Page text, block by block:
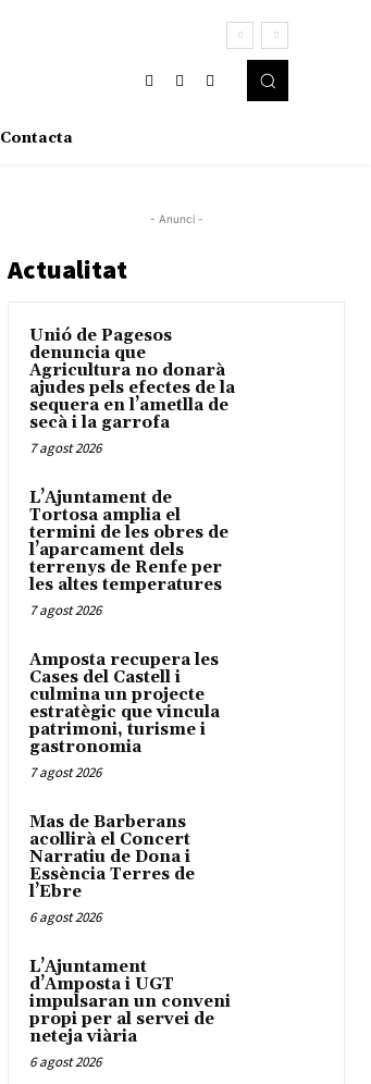
Contacta
- Anunci -
Actualitat
Unió de Pagesos
denuncia que
Agricultura no donarà
ajudes pels efectes de la
sequera en l’ametlla de
secà i la garrofa
7 agost 2026
L’Ajuntament de
Tortosa amplia el
termini de les obres de
l’aparcament dels
terrenys de Renfe per
les altes temperatures
7 agost 2026
Amposta recupera les
Cases del Castell i
culmina un projecte
estratègic que vincula
patrimoni, turisme i
gastronomia
7 agost 2026
Mas de Barberans
acollirà el Concert
Narratiu de Dona i
Essència Terres de
l’Ebre
6 agost 2026
L’Ajuntament
d’Amposta i UGT
impulsaran un conveni
propi per al servei de
neteja viària
6 agost 2026